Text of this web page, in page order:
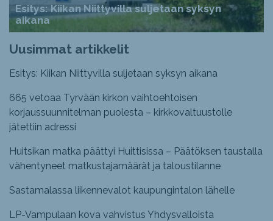
Esitys: Kiikan Niittyvilla suljetaan syksyn
aikana
Uusimmat artikkelit
Esitys: Kiikan Niittyvilla suljetaan syksyn aikana
665 vetoaa Tyrvään kirkon vaihtoehtoisen
korjaussuunnitelman puolesta – kirkkovaltuustolle
jätettiin adressi
Huitsikan matka päättyi Huittisissa – Päätöksen taustalla
vähentyneet matkustajamäärät ja taloustilanne
Sastamalassa liikennevalot kaupungintalon lähelle
LP-Vampulaan kova vahvistus Yhdysvalloista